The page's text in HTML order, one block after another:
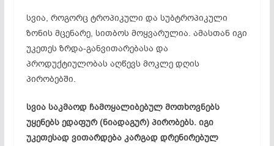
სვია, როგორც ტროპიკული და სუბტროპიკული
ზონის მცენარე, სითბოს მოყვარულია. ამასთან იგი
უკეთეს ზრდა-განვითარებასა და
პროდუქტიულობას აღ­წევს მოკლე დღის
პირობებში.
სვია საკმაოდ ჩამოყალიბებულ მოთხოვნებს
უყენებს ედა­ფურ (ნიადაგურ) პირობებს. იგი
უკეთესად ვითარდება კარგად დრენირებულ